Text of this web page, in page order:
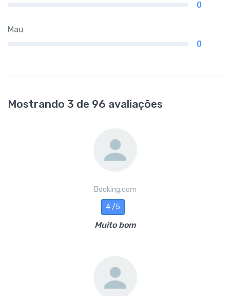
0
Mau
0
Mostrando 3 de 96 avaliações
Booking.com
4 /5
Muito bom